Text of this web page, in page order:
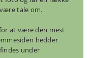
tale om.
at være den mest
hedder
under